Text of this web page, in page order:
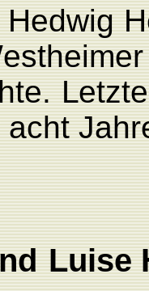
Hedwig
L
Luise